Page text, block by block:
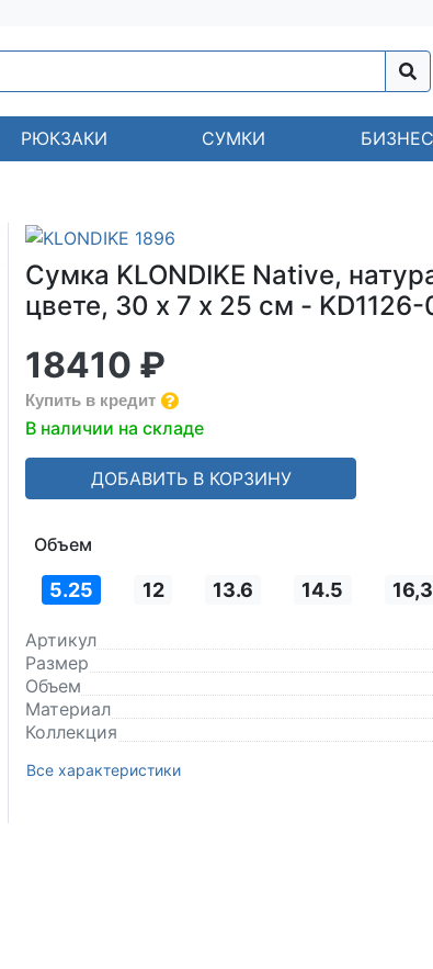
РЮКЗАКИ СУМКИ
Сумка KLONDIKE Native,
цвете, 30 х 7 х 25 см - KD1126-
18410 ₽
Купить в кредит
В наличии на складе
ДОБАВИТЬ В КОРЗИНУ
Объем
5.25 12 13.6 14.5 16,3
Артикул
Размер
Объем
Материал
Коллекция
Все характеристики